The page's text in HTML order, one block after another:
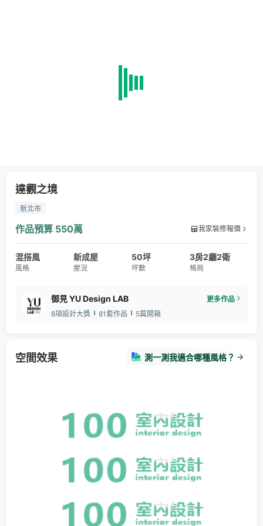
達觀之境
新北市
作品預算 550萬 我家裝修報價
混搭風
風格
新成屋
屋況
50坪
坪數
3房2廳2衛
格局
御見 YU Design LAB
更多作品
8項設計大獎
81套作品 5篇開箱
空間效果 測一測我適合哪種風格？